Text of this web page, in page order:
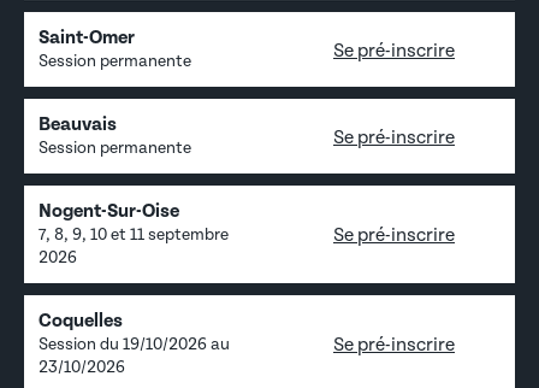
Saint-Omer
Session permanente Se pré-inscrire
Beauvais
Session permanente Se pré-inscrire
Nogent-Sur-Oise
7, 8, 9, 10 et 11 septembre
2026
Se pré-inscrire
Coquelles
Session du 19/10/2026 au
23/10/2026
Se pré-inscrire